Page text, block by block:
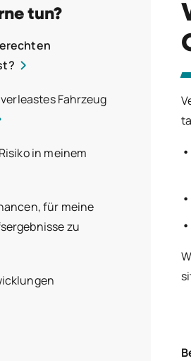
tun?
Fahrzeug
in meinem
für meine
zu